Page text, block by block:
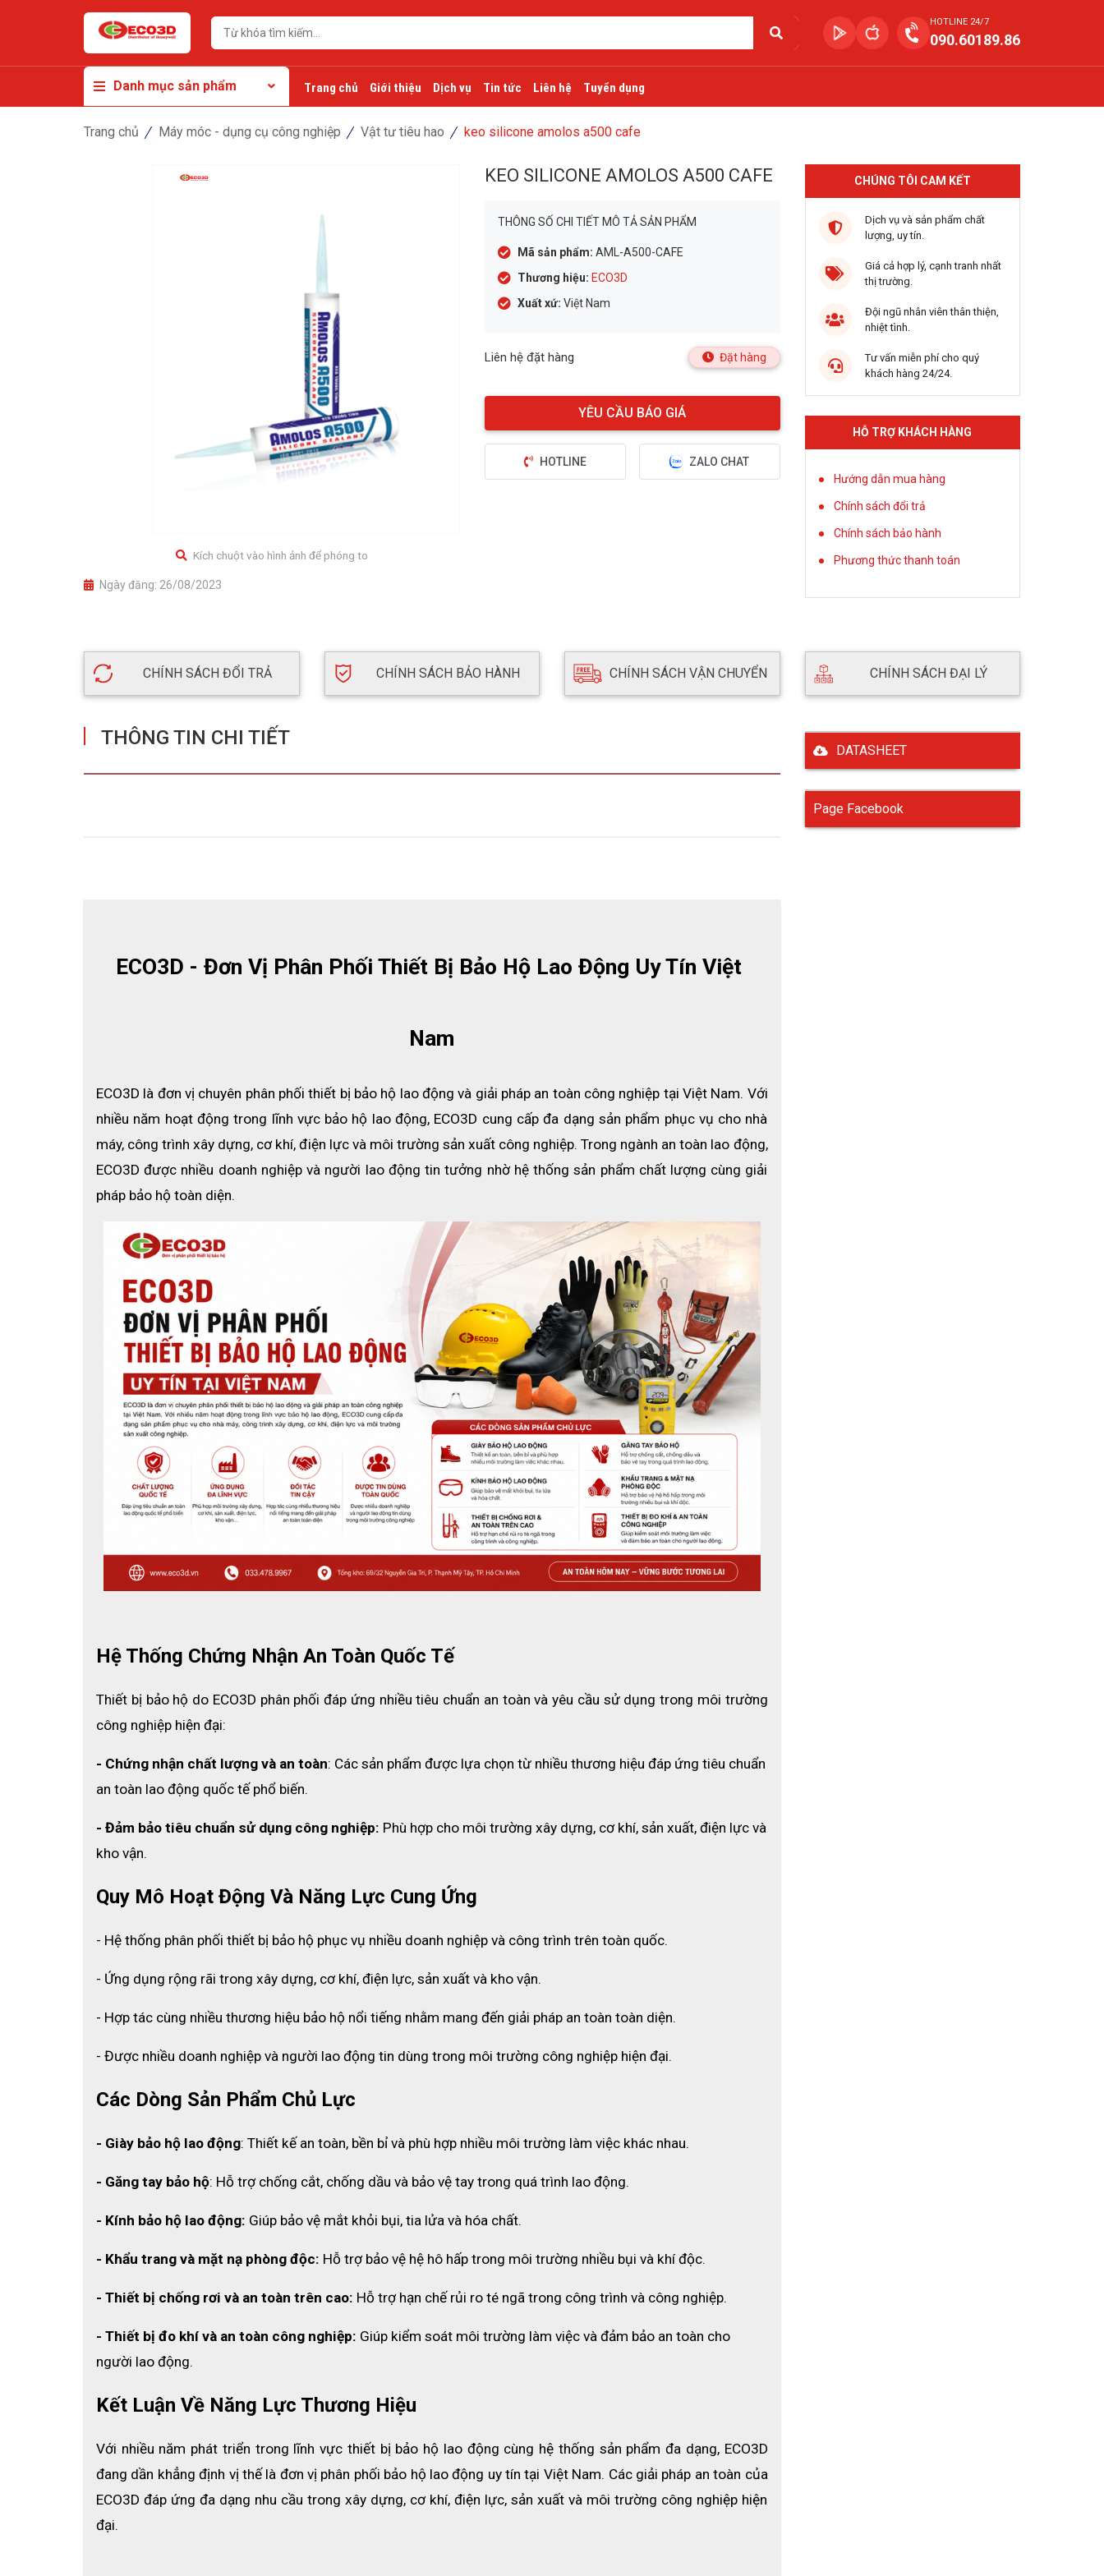
HOTLINE 24/7
090.60189.86
Danh mục sản phẩm Trang chủ Giới thiệu Dịch vụ Tin tức Liên hệ Tuyển dụng
Trang chủ Máy móc - dụng cụ công nghiệp Vật tư tiêu hao keo silicone amolos a500 cafe
Kích chuột vào hình ảnh để phóng to
Ngày đăng: 26/08/2023
KEO SILICONE AMOLOS A500 CAFE
THÔNG SỐ CHI TIẾT MÔ TẢ SẢN PHẨM
Mã sản phẩm: AML-A500-CAFE
Thương hiệu: ECO3D
Xuất xứ: Việt Nam
Liên hệ đặt hàng Đặt hàng
HOTLINE ZALO CHAT
CHÚNG TÔI CAM KẾT
Dịch vụ và sản phẩm chất
lượng, uy tín.
Giá cả hợp lý, cạnh tranh nhất
thị trường.
Đội ngũ nhân viên thân thiện,
nhiệt tình.
Tư vấn miễn phí cho quý
khách hàng 24/24.
HỖ TRỢ KHÁCH HÀNG
Hướng dẫn mua hàng
Chính sách đổi trả
Chính sách bảo hành
Phương thức thanh toán
CHÍNH SÁCH ĐỔI TRẢ CHÍNH SÁCH BẢO HÀNH CHÍNH SÁCH VẬN CHUYỂN CHÍNH SÁCH ĐẠI LÝ
THÔNG TIN CHI TIẾT
ECO3D - Đơn Vị Phân Phối Thiết Bị Bảo Hộ Lao Động Uy Tín Việt
Nam
ECO3D là đơn vị chuyên phân phối thiết bị bảo hộ lao động và giải pháp an toàn công nghiệp tại Việt Nam. Với
nhiều năm hoạt động trong lĩnh vực bảo hộ lao động, ECO3D cung cấp đa dạng sản phẩm phục vụ cho nhà
máy, công trình xây dựng, cơ khí, điện lực và môi trường sản xuất công nghiệp. Trong ngành an toàn lao động,
ECO3D được nhiều doanh nghiệp và người lao động tin tưởng nhờ hệ thống sản phẩm chất lượng cùng giải
pháp bảo hộ toàn diện.
Hệ Thống Chứng Nhận An Toàn Quốc Tế
Thiết bị bảo hộ do ECO3D phân phối đáp ứng nhiều tiêu chuẩn an toàn và yêu cầu sử dụng trong môi trường
công nghiệp hiện đại:
- Chứng nhận chất lượng và an toàn: Các sản phẩm được lựa chọn từ nhiều thương hiệu đáp ứng tiêu chuẩn
an toàn lao động quốc tế phổ biến.
- Đảm bảo tiêu chuẩn sử dụng công nghiệp: Phù hợp cho môi trường xây dựng, cơ khí, sản xuất, điện lực và
kho vận.
Quy Mô Hoạt Động Và Năng Lực Cung Ứng
- Hệ thống phân phối thiết bị bảo hộ phục vụ nhiều doanh nghiệp và công trình trên toàn quốc.
- Ứng dụng rộng rãi trong xây dựng, cơ khí, điện lực, sản xuất và kho vận.
- Hợp tác cùng nhiều thương hiệu bảo hộ nổi tiếng nhằm mang đến giải pháp an toàn toàn diện.
- Được nhiều doanh nghiệp và người lao động tin dùng trong môi trường công nghiệp hiện đại.
Các Dòng Sản Phẩm Chủ Lực
- Giày bảo hộ lao động: Thiết kế an toàn, bền bỉ và phù hợp nhiều môi trường làm việc khác nhau.
- Găng tay bảo hộ: Hỗ trợ chống cắt, chống dầu và bảo vệ tay trong quá trình lao động.
- Kính bảo hộ lao động: Giúp bảo vệ mắt khỏi bụi, tia lửa và hóa chất.
- Khẩu trang và mặt nạ phòng độc: Hỗ trợ bảo vệ hệ hô hấp trong môi trường nhiều bụi và khí độc.
- Thiết bị chống rơi và an toàn trên cao: Hỗ trợ hạn chế rủi ro té ngã trong công trình và công nghiệp.
- Thiết bị đo khí và an toàn công nghiệp: Giúp kiểm soát môi trường làm việc và đảm bảo an toàn cho
người lao động.
Kết Luận Về Năng Lực Thương Hiệu
Với nhiều năm phát triển trong lĩnh vực thiết bị bảo hộ lao động cùng hệ thống sản phẩm đa dạng, ECO3D
đang dần khẳng định vị thế là đơn vị phân phối bảo hộ lao động uy tín tại Việt Nam. Các giải pháp an toàn của
ECO3D đáp ứng đa dạng nhu cầu trong xây dựng, cơ khí, điện lực, sản xuất và môi trường công nghiệp hiện
đại.
DATASHEET
Page Facebook